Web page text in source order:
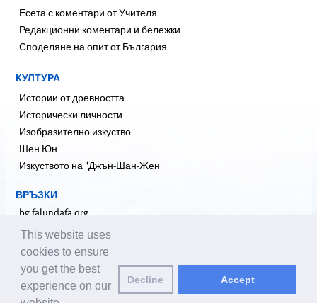
Есета с коментари от Учителя
Редакционни коментари и бележки
Споделяне на опит от България
КУЛТУРА
Истории от древността
Исторически личности
Изобразително изкуство
Шен Юн
Изкуството на "Джън-Шан-Жен
ВРЪЗКИ
bg.falundafa.org
bg.faluninfo.net
faluninfo.net
en.minghui.org
pureinsight.org
This website uses
cookies to ensure
you get the best
experience on our
Decline Accept